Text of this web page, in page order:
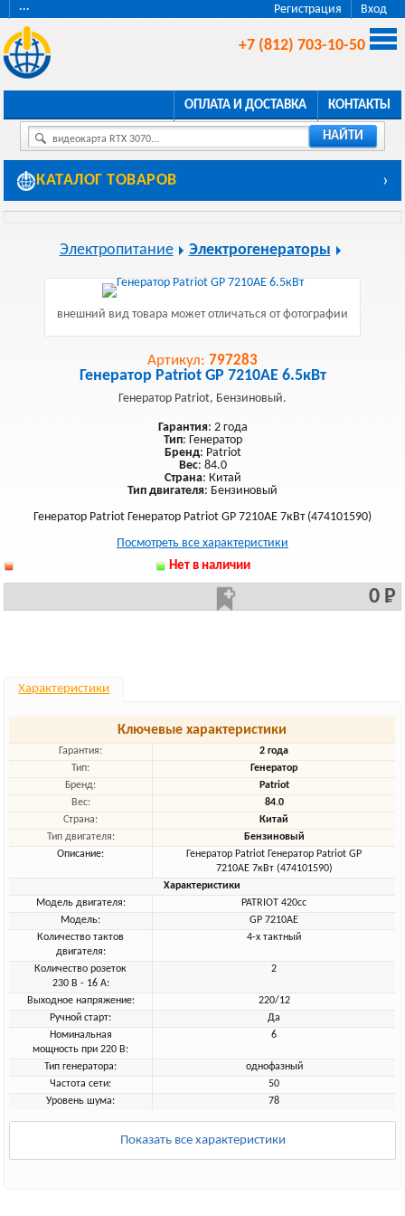
Регистрация Вход
···
+7 (812) 703-10-50
ОПЛАТА И ДОСТАВКА КОНТАКТЫ
видеокарта RTX 3070... НАЙТИ
КАТАЛОГ ТОВАРОВ ›
Электропитание Электрогенераторы
внешний вид товара может отличаться от фотографии
Артикул: 797283
Генератор Patriot GP 7210AE 6.5кВт
Генератор Patriot, Бензиновый.
Гарантия: 2 года
Тип: Генератор
Бренд: Patriot
Вес: 84.0
Страна: Китай
Тип двигателя: Бензиновый
Генератор Patriot Генератор Patriot GP 7210AE 7кВт (474101590)
Посмотреть все характеристики
Нет в наличии
0 Р
Характеристики
Ключевые характеристики
Гарантия:
2 года
Тип:
Генератор
Бренд:
Patriot
Вес:
84.0
Страна:
Китай
Тип двигателя:
Бензиновый
Описание:
Генератор Patriot Генератор Patriot GP
7210AE 7кВт (474101590)
Характеристики
Модель двигателя:
PATRIOT 420cc
Модель:
GP 7210AE
Количество тактов
двигателя:
4-х тактный
Количество розеток
230 В - 16 А:
2
Выходное напряжение:
220/12
Ручной старт:
Да
Номинальная
мощность при 220 В:
6
Тип генератора:
однофазный
Частота сети:
50
Уровень шума:
78
Показать все характеристики